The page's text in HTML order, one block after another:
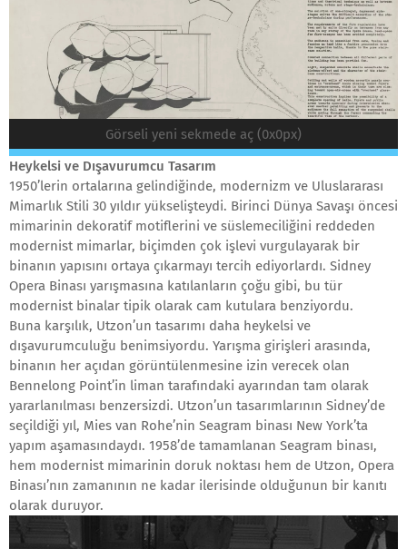
Görseli yeni sekmede aç (0x0px)
Heykelsi ve Dışavurumcu Tasarım
1950’lerin ortalarına gelindiğinde, modernizm ve Uluslararası
Mimarlık Stili 30 yıldır yükselişteydi. Birinci Dünya Savaşı öncesi
mimarinin dekoratif motiflerini ve süslemeciliğini reddeden
modernist mimarlar, biçimden çok işlevi vurgulayarak bir
binanın yapısını ortaya çıkarmayı tercih ediyorlardı. Sidney
Opera Binası yarışmasına katılanların çoğu gibi, bu tür
modernist binalar tipik olarak cam kutulara benziyordu.
Buna karşılık, Utzon’un tasarımı daha heykelsi ve
dışavurumculuğu benimsiyordu. Yarışma girişleri arasında,
binanın her açıdan görüntülenmesine izin verecek olan
Bennelong Point’in liman tarafındaki ayarından tam olarak
yararlanılması benzersizdi. Utzon’un tasarımlarının Sidney’de
seçildiği yıl, Mies van Rohe’nin Seagram binası New York’ta
yapım aşamasındaydı. 1958’de tamamlanan Seagram binası,
hem modernist mimarinin doruk noktası hem de Utzon, Opera
Binası’nın zamanının ne kadar ilerisinde olduğunun bir kanıtı
olarak duruyor.